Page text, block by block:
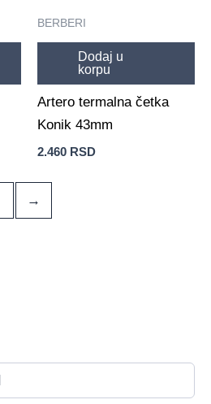
BERBERI
Dodaj u
korpu
Artero termalna četka
Konik 43mm
2.460 RSD
→